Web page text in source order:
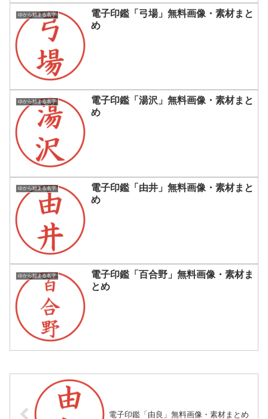
ゆから始まる名字
電子印鑑「弓場」無料画像・素材まと
め
ゆから始まる名字
電子印鑑「湯沢」無料画像・素材まと
め
ゆから始まる名字
電子印鑑「由井」無料画像・素材まと
め
ゆから始まる名字
電子印鑑「百合野」無料画像・素材ま
とめ
電子印鑑「由良」無料画像・素材まとめ